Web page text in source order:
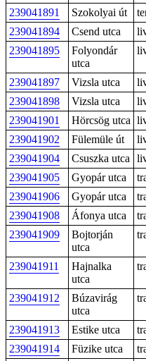
239041891 Szokolyai út
239041894
Csend utca
239041895
Folyondár
utca
239041897 Vizsla utca
239041898
Vizsla utca
239041901
Hörcsög utca
239041902
Fülemüle út
239041904
Csuszka utca
239041905
Gyopár utca
239041906
Gyopár utca
239041908
Áfonya utca
239041909
Bojtorján
utca
239041911
Hajnalka
utca
239041912
Búzavirág
utca
239041913 Estike utca
239041914
Füzike utca